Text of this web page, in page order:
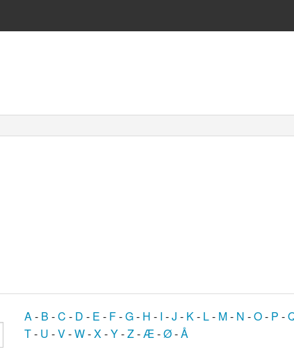
A- B -C - D - E - F-G- H - I -J - K- L- M- N -O- P -
T- U -V-W-X-Y-Z-Æ-Ø-Å